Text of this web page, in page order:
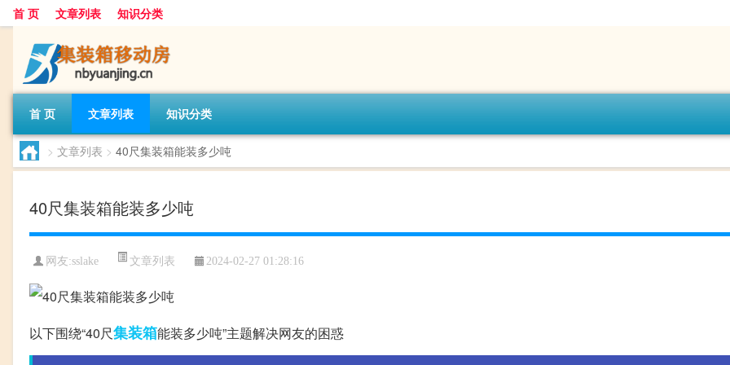
首 页 文章列表 知识分类
首 页 文章列表 知识分类
> 文章列表 > 40尺集装箱能装多少吨
40尺集装箱能装多少吨
网友:sslake 文章列表 2024-02-27 01:28:16
以下围绕“40尺集装箱能装多少吨”主题解决网友的困惑